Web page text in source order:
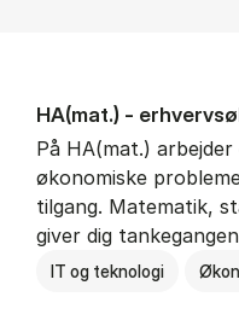
HA(mat.) -
På HA(mat.)
økonomiske
tilgang. Matematik,
giver dig
IT og teknologi